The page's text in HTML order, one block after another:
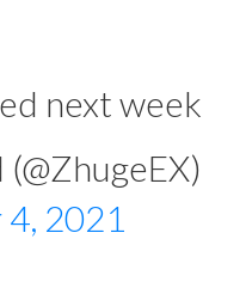
next week
2021